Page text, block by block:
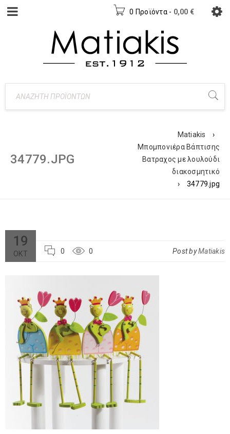
0 Προϊόντα - 0,00 €
34779.JPG
Matiakis
›
Μπομπονιέρα Βάπτισης
Βατραχος με λουλούδι
διακοσμητικό
›
34779.jpg
19
ΟΚΤ 0 0 Post byMatiakis